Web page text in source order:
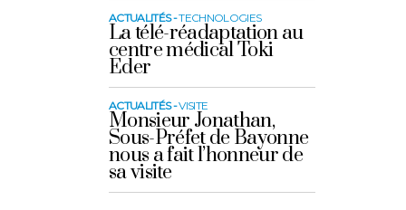
ACTUALITÉS -TECHNOLOGIES
La télé-réadaptation au
centre médical Toki
Eder
ACTUALITÉS -VISITE
Monsieur Jonathan,
Sous-Préfet de Bayonne
nous a fait l’honneur de
sa visite